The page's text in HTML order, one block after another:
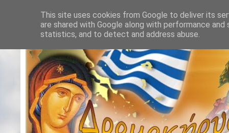
This site uses cookies from Google to deliver its
are shared with Google along with performance
statistics, and to detect and address abuse.